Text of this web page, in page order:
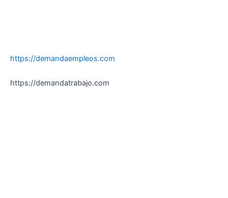
https://demandaempleos.com
https://demandatrabajo.com